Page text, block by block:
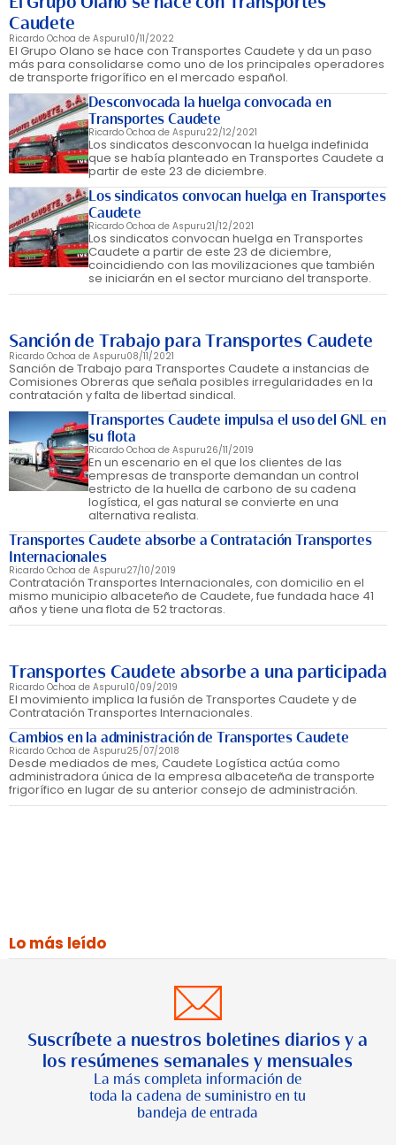
Caudete
Ricardo Ochoa de Aspuru10/11/2022
El Grupo Olano se hace con Transportes Caudete y da un paso
más para consolidarse como uno de los principales operadores
de transporte frigorífico en el mercado español.
Desconvocada la huelga convocada en
Transportes Caudete
Ricardo Ochoa de Aspuru22/12/2021
Los sindicatos desconvocan la huelga indefinida
que se había planteado en Transportes Caudete a
partir de este 23 de diciembre.
Los sindicatos convocan huelga en Transportes
Caudete
Ricardo Ochoa de Aspuru21/12/2021
Los sindicatos convocan huelga en Transportes
Caudete a partir de este 23 de diciembre,
coincidiendo con las movilizaciones que también
se iniciarán en el sector murciano del transporte.
Sanción de Trabajo para Transportes Caudete
Ricardo Ochoa de Aspuru08/11/2021
Sanción de Trabajo para Transportes Caudete a instancias de
Comisiones Obreras que señala posibles irregularidades en la
contratación y falta de libertad sindical.
Transportes Caudete impulsa el uso del GNL en
su flota
Ricardo Ochoa de Aspuru26/11/2019
En un escenario en el que los clientes de las
empresas de transporte demandan un control
estricto de la huella de carbono de su cadena
logística, el gas natural se convierte en una
alternativa realista.
Transportes Caudete absorbe a Contratación Transportes
Internacionales
Ricardo Ochoa de Aspuru27/10/2019
Contratación Transportes Internacionales, con domicilio en el
mismo municipio albaceteño de Caudete, fue fundada hace 41
años y tiene una flota de 52 tractoras.
Transportes Caudete absorbe a una participada
Ricardo Ochoa de Aspuru10/09/2019
El movimiento implica la fusión de Transportes Caudete y de
Contratación Transportes Internacionales.
Cambios en la administración de Transportes Caudete
Ricardo Ochoa de Aspuru25/07/2018
Desde mediados de mes, Caudete Logística actúa como
administradora única de la empresa albaceteña de transporte
frigorífico en lugar de su anterior consejo de administración.
Lo más leído
Suscríbete a nuestros boletines diarios y a
los resúmenes semanales y mensuales
La más completa información de
toda la cadena de suministro en tu
bandeja de entrada